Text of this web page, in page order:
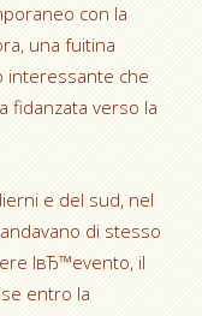
con la
una fuitina
interessante che
fidanzata verso la
e del sud, nel
di stesso
lвЂ™evento, il
entro la